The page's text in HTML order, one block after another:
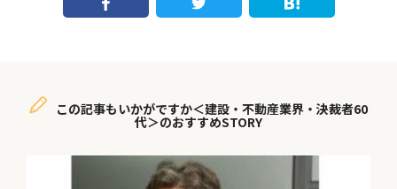
この記事もいかがですか＜建設・不動産業界・決裁者60
代＞のおすすめSTORY